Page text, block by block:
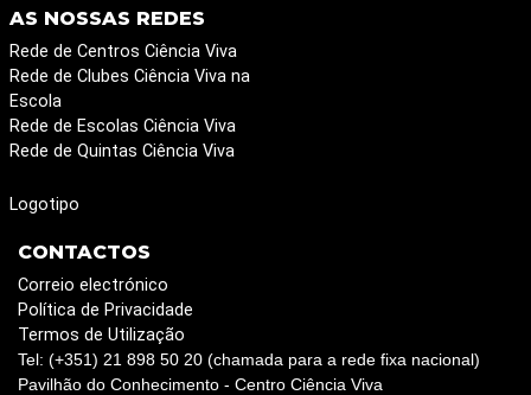
AS NOSSAS REDES
Rede de Centros Ciência Viva
Rede de Clubes Ciência Viva na
Escola
Rede de Escolas Ciência Viva
Rede de Quintas Ciência Viva
Logotipo
CONTACTOS
Correio electrónico
Política de Privacidade
Termos de Utilização
Tel: (+351) 21 898 50 20 (chamada para a rede fixa nacional)
Pavilhão do Conhecimento - Centro Ciência Viva